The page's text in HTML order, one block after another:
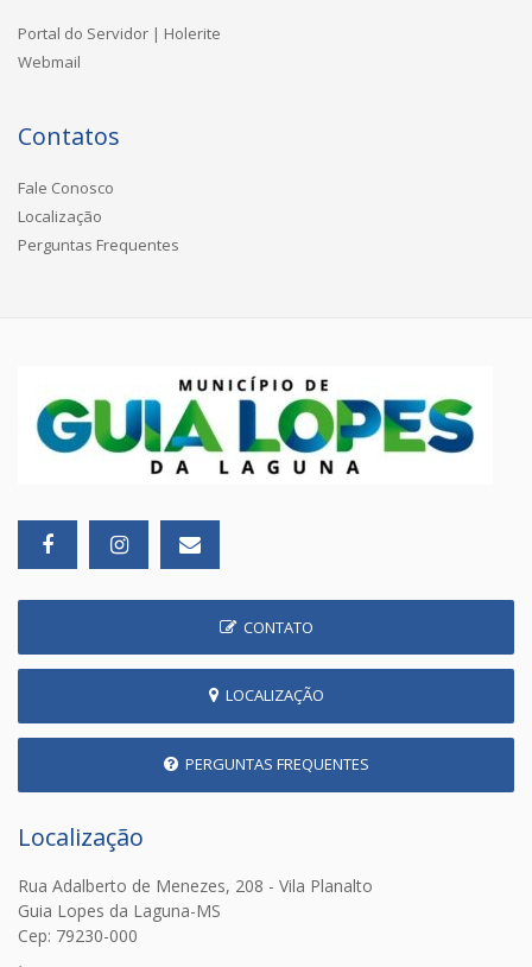
Portal do Servidor | Holerite
Webmail
Contatos
Fale Conosco
Localização
Perguntas Frequentes
CONTATO
LOCALIZAÇÃO
PERGUNTAS FREQUENTES
Localização
Rua Adalberto de Menezes, 208 - Vila Planalto
Guia Lopes da Laguna-MS
Cep: 79230-000